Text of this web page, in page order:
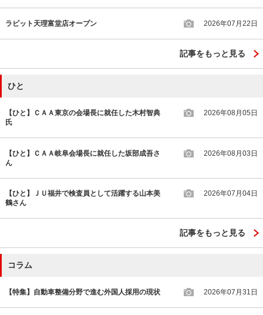
ラビット天理富堂店オープン 2026年07月22日
記事をもっと見る
ひと
【ひと】ＣＡＡ東京の会場長に就任した木村智典
氏
2026年08月05日
【ひと】ＣＡＡ岐阜会場長に就任した坂部成吾さ
ん
2026年08月03日
【ひと】ＪＵ福井で検査員として活躍する山本美
鶴さん
2026年07月04日
記事をもっと見る
コラム
【特集】自動車整備分野で進む外国人採用の現状 2026年07月31日